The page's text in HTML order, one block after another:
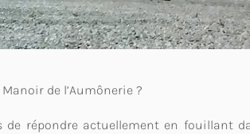
de l’Aumônerie ?
de répondre actuellement en fouillant